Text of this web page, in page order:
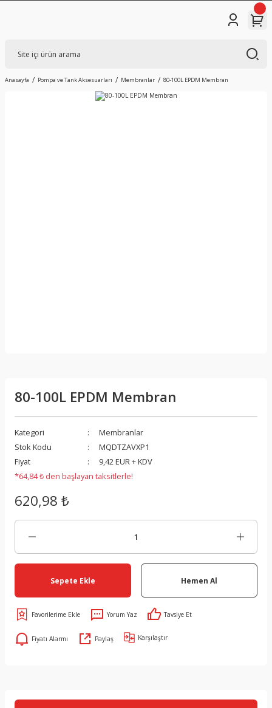
Anasayfa Pompa ve Tank Aksesuarları Membranlar 80-100L EPDM Membran
80-100L EPDM Membran
Kategori
Membranlar
Stok Kodu
MQDTZAVXP1
Fiyat
9,42 EUR + KDV
*64,84 ₺ den başlayan taksitlerle!
620,98 ₺
Sepete Ekle Hemen Al
Yorum Yaz Tavsiye Et
Fiyatı Alarmı Paylaş Karşılaştır